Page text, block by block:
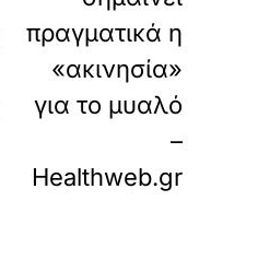
πραγματικά η
«ακινησία»
για το μυαλό
–
Healthweb.gr